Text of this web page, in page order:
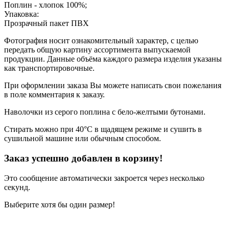
Поплин - хлопок 100%;
Упаковка:
Прозрачный пакет ПВХ
Фотография носит ознакомительный характер, с целью
передать общую картину ассортимента выпускаемой
продукции. Данные объёма каждого размера изделия указаны
как транспортировочные.
При оформлении заказа Вы можете написать свои пожелания
в поле комментария к заказу.
Наволочки из серого поплина с бело-желтыми бутонами.
Стирать можно при 40°С в щадящем режиме и сушить в
сушильной машине или обычным способом.
Заказ успешно добавлен в корзину!
Это сообщение автоматически закроется через несколько
секунд.
Выберите хотя бы один размер!